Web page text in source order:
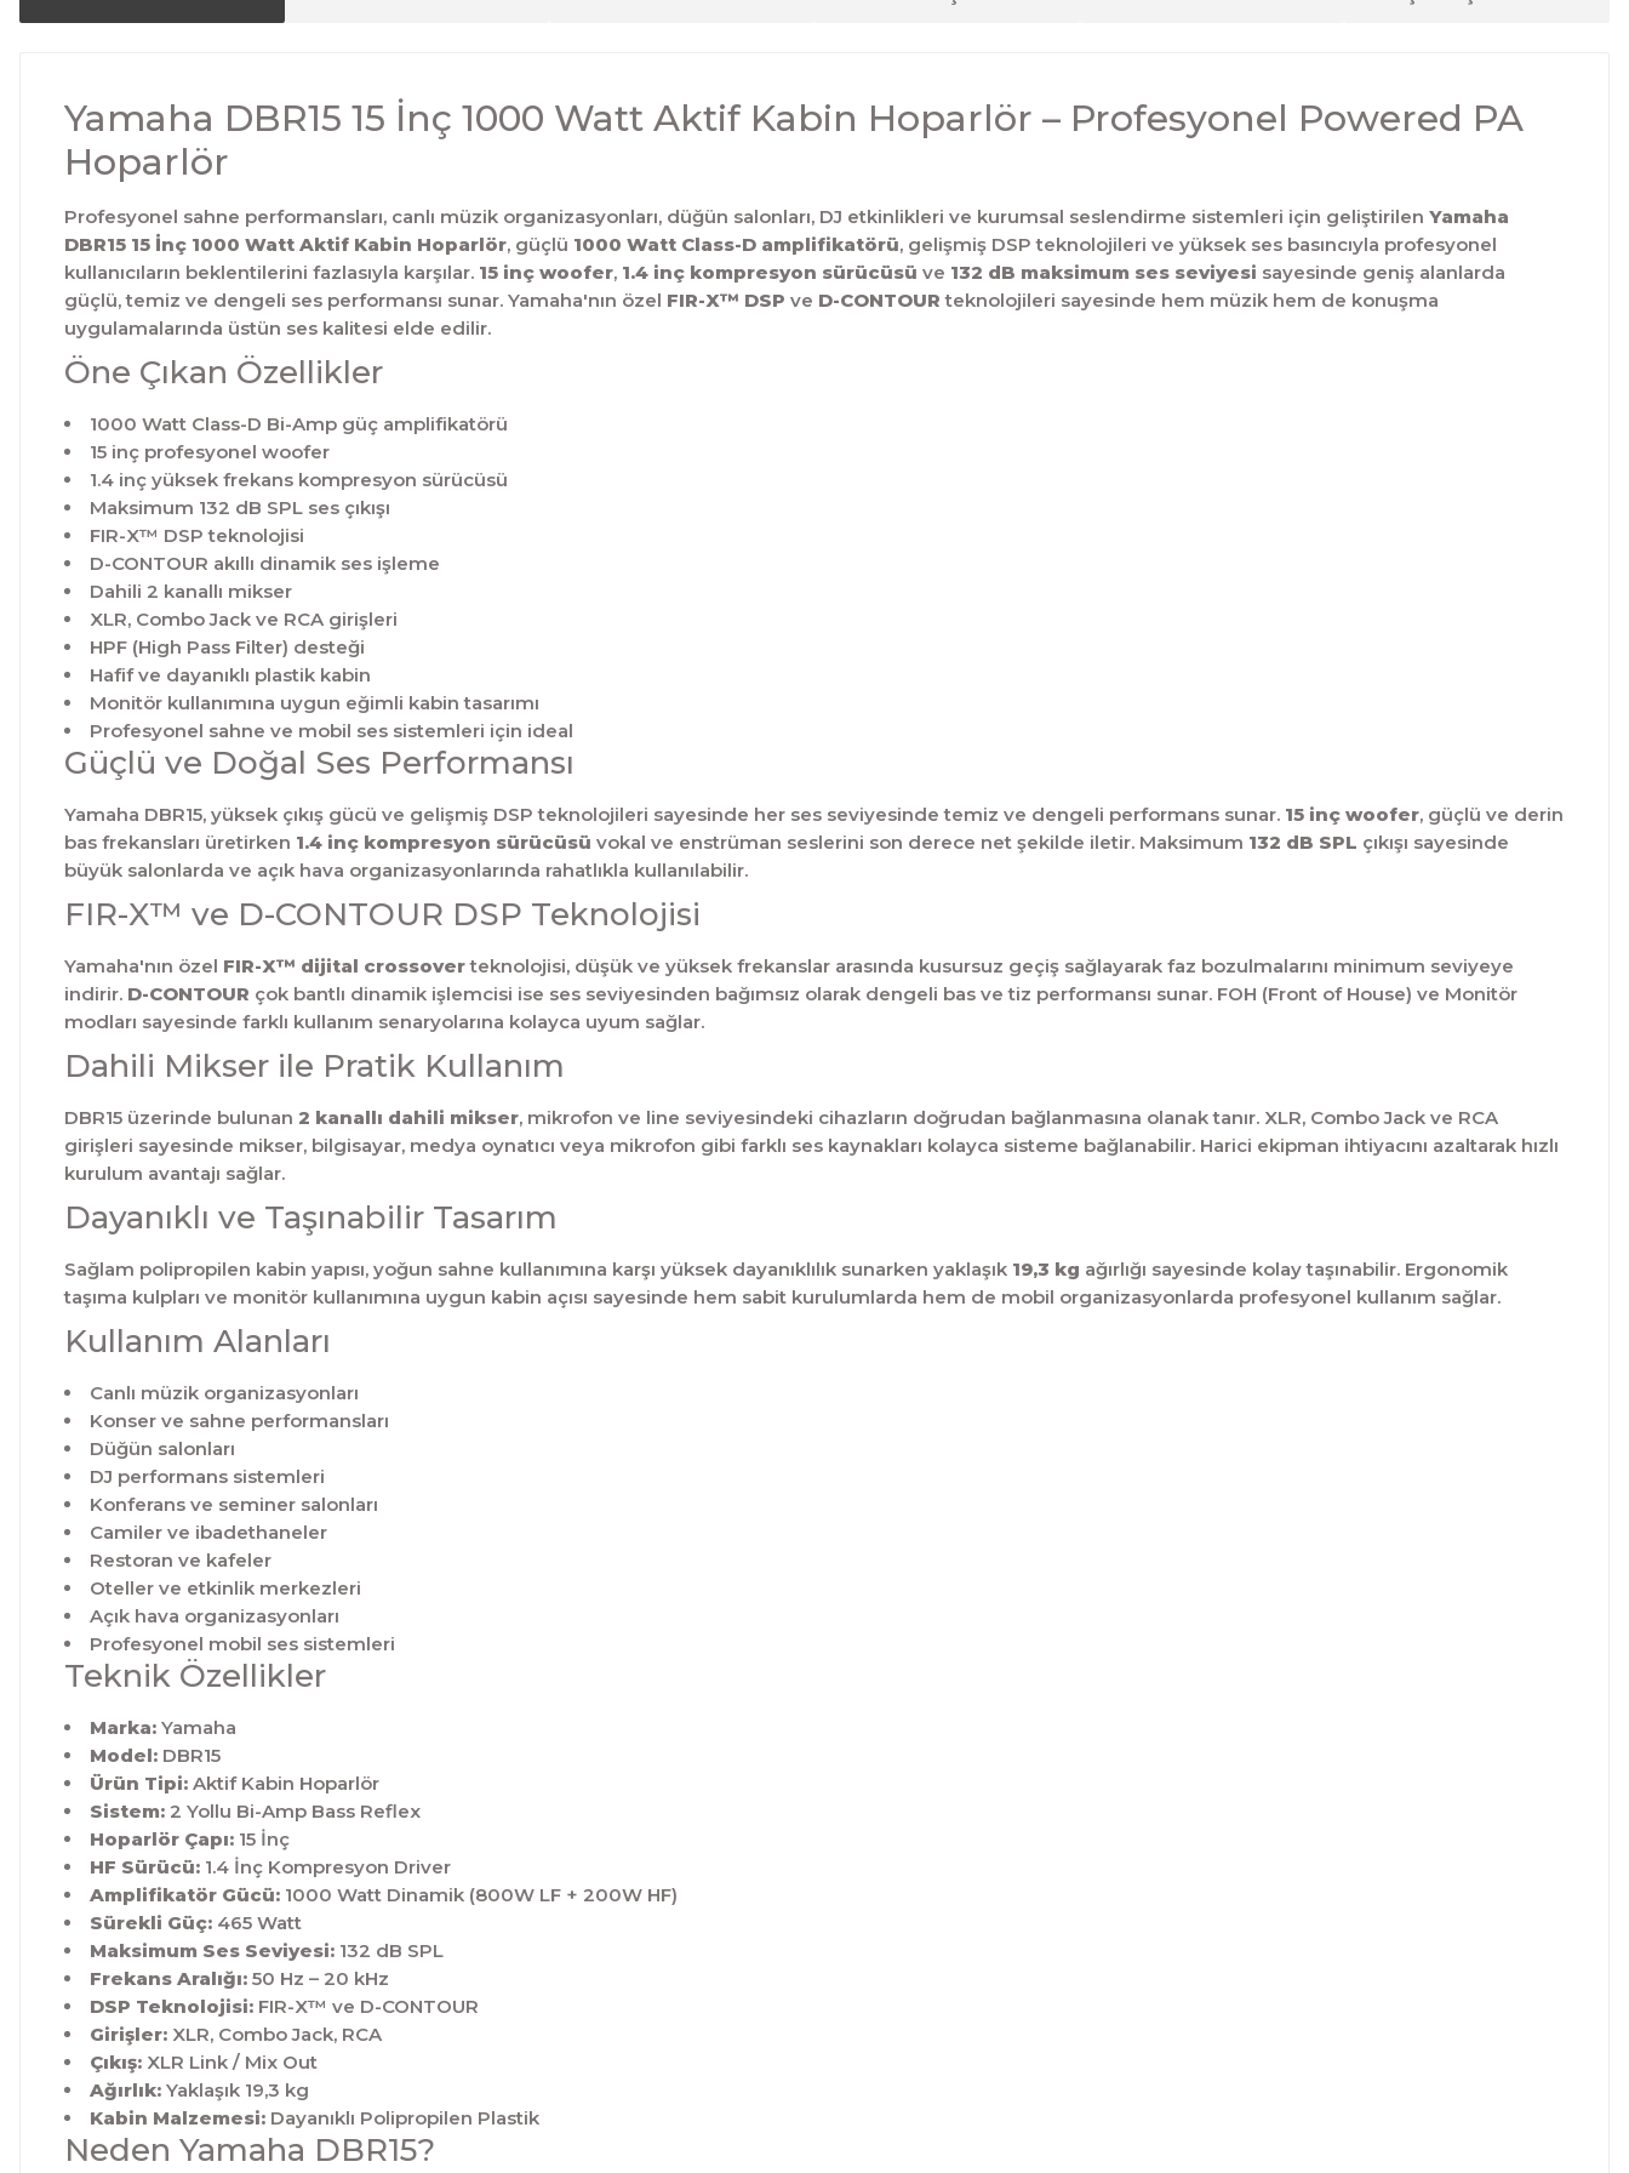
Yamaha DBR15 15 İnç 1000 Watt Aktif Kabin Hoparlör – Profesyonel Powered PA
Hoparlör
Profesyonel sahne performansları, canlı müzik organizasyonları, düğün salonları, DJ etkinlikleri ve kurumsal seslendirme sistemleri için geliştirilen Yamaha
DBR15 15 İnç 1000 Watt Aktif Kabin Hoparlör, güçlü 1000 Watt Class-D amplifikatörü, gelişmiş DSP teknolojileri ve yüksek ses basıncıyla profesyonel
kullanıcıların beklentilerini fazlasıyla karşılar. 15 inç woofer, 1.4 inç kompresyon sürücüsü ve 132 dB maksimum ses seviyesi sayesinde geniş alanlarda
güçlü, temiz ve dengeli ses performansı sunar. Yamaha'nın özel FIR-X™ DSP ve D-CONTOUR teknolojileri sayesinde hem müzik hem de konuşma
uygulamalarında üstün ses kalitesi elde edilir.
Öne Çıkan Özellikler
1000 Watt Class-D Bi-Amp güç amplifikatörü
15 inç profesyonel woofer
1.4 inç yüksek frekans kompresyon sürücüsü
Maksimum 132 dB SPL ses çıkışı
FIR-X™ DSP teknolojisi
D-CONTOUR akıllı dinamik ses işleme
Dahili 2 kanallı mikser
XLR, Combo Jack ve RCA girişleri
HPF (High Pass Filter) desteği
Hafif ve dayanıklı plastik kabin
Monitör kullanımına uygun eğimli kabin tasarımı
Profesyonel sahne ve mobil ses sistemleri için ideal
Güçlü ve Doğal Ses Performansı
Yamaha DBR15, yüksek çıkış gücü ve gelişmiş DSP teknolojileri sayesinde her ses seviyesinde temiz ve dengeli performans sunar. 15 inç woofer, güçlü ve derin
bas frekansları üretirken 1.4 inç kompresyon sürücüsü vokal ve enstrüman seslerini son derece net şekilde iletir. Maksimum 132 dB SPL çıkışı sayesinde
büyük salonlarda ve açık hava organizasyonlarında rahatlıkla kullanılabilir.
FIR-X™ ve D-CONTOUR DSP Teknolojisi
Yamaha'nın özel FIR-X™ dijital crossoverteknolojisi, düşük ve yüksek frekanslar arasında kusursuz geçiş sağlayarak faz bozulmalarını minimum seviyeye
indirir. D-CONTOUR çok bantlı dinamik işlemcisi ise ses seviyesinden bağımsız olarak dengeli bas ve tiz performansı sunar. FOH (Front of House) ve Monitör
modları sayesinde farklı kullanım senaryolarına kolayca uyum sağlar.
Dahili Mikser ile Pratik Kullanım
DBR15 üzerinde bulunan 2 kanallı dahili mikser, mikrofon ve line seviyesindeki cihazların doğrudan bağlanmasına olanak tanır. XLR, Combo Jack ve RCA
girişleri sayesinde mikser, bilgisayar, medya oynatıcı veya mikrofon gibi farklı ses kaynakları kolayca sisteme bağlanabilir. Harici ekipman ihtiyacını azaltarak hızlı
kurulum avantajı sağlar.
Dayanıklı ve Taşınabilir Tasarım
Sağlam polipropilen kabin yapısı, yoğun sahne kullanımına karşı yüksek dayanıklılık sunarken yaklaşık 19,3 kg ağırlığı sayesinde kolay taşınabilir. Ergonomik
taşıma kulpları ve monitör kullanımına uygun kabin açısı sayesinde hem sabit kurulumlarda hem de mobil organizasyonlarda profesyonel kullanım sağlar.
Kullanım Alanları
Canlı müzik organizasyonları
Konser ve sahne performansları
Düğün salonları
DJ performans sistemleri
Konferans ve seminer salonları
Camiler ve ibadethaneler
Restoran ve kafeler
Oteller ve etkinlik merkezleri
Açık hava organizasyonları
Profesyonel mobil ses sistemleri
Teknik Özellikler
Marka: Yamaha
Model: DBR15
Ürün Tipi: Aktif Kabin Hoparlör
Sistem: 2 Yollu Bi-Amp Bass Reflex
Hoparlör Çapı: 15 İnç
HF Sürücü: 1.4 İnç Kompresyon Driver
Amplifikatör Gücü: 1000 Watt Dinamik (800W LF + 200W HF)
Sürekli Güç: 465 Watt
Maksimum Ses Seviyesi: 132 dB SPL
Frekans Aralığı: 50 Hz – 20 kHz
DSP Teknolojisi: FIR-X™ ve D-CONTOUR
Girişler: XLR, Combo Jack, RCA
Çıkış: XLR Link / Mix Out
Ağırlık: Yaklaşık 19,3 kg
Kabin Malzemesi: Dayanıklı Polipropilen Plastik
Neden Yamaha DBR15?